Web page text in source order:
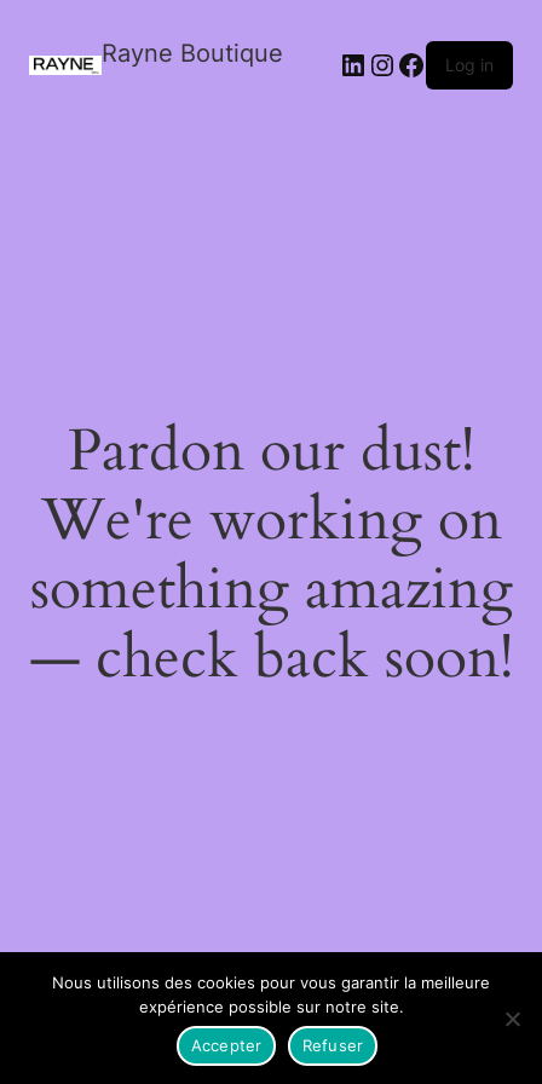
Rayne Boutique Log in
Pardon our dust!
We're working on
something amazing
— check back soon!
Nous utilisons des cookies pour vous garantir la meilleure
expérience possible sur notre site.
Accepter
Refuser